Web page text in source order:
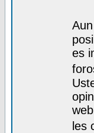
es
les